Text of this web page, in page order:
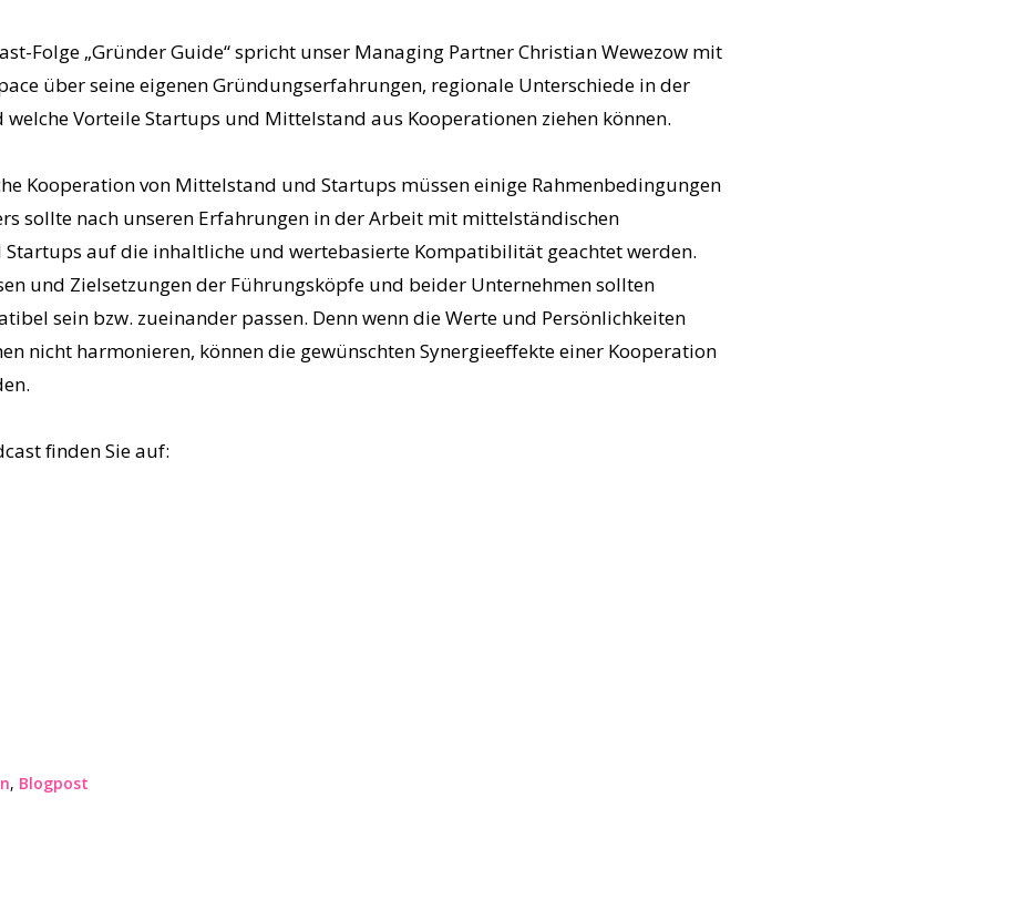
Folge „Gründer Guide“ spricht unser Managing Partner Christian Wewezow mit
über seine eigenen Gründungserfahrungen, regionale Unterschiede in der
welche Vorteile Startups und Mittelstand aus Kooperationen ziehen können.
Kooperation von Mittelstand und Startups müssen einige Rahmenbedingungen
sollte nach unseren Erfahrungen in der Arbeit mit mittelständischen
Startups auf die inhaltliche und wertebasierte Kompatibilität geachtet werden.
und Zielsetzungen der Führungsköpfe und beider Unternehmen sollten
sein bzw. zueinander passen. Denn wenn die Werte und Persönlichkeiten
nicht harmonieren, können die gewünschten Synergieeffekte einer Kooperation
finden Sie auf:
, Blogpost